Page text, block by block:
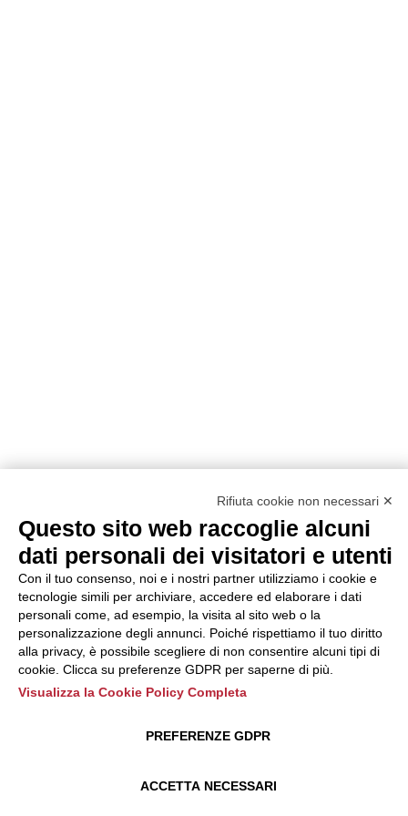
Rifiuta cookie non necessari ✕
Questo sito web raccoglie alcuni
dati personali dei visitatori e utenti
Con il tuo consenso, noi e i nostri partner utilizziamo i cookie e
tecnologie simili per archiviare, accedere ed elaborare i dati
personali come, ad esempio, la visita al sito web o la
personalizzazione degli annunci. Poiché rispettiamo il tuo diritto
alla privacy, è possibile scegliere di non consentire alcuni tipi di
cookie. Clicca su preferenze GDPR per saperne di più.
Visualizza la Cookie Policy Completa
ACCETTA NECESSARI
PREFERENZE GDPR